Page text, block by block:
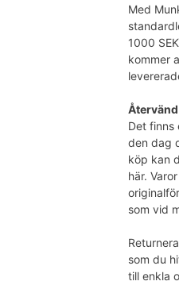
Med
1000
kommer
Återvänd
Det finns
den dag
köp kan
här.
som vid
som du
till enkla